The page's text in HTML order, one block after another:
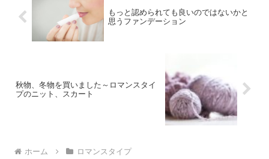
もっと認められても良いのではないかと
思うファンデーション
秋物、冬物を買いました～ロマンスタイ
プのニット、スカート
ホーム ロマンスタイプ